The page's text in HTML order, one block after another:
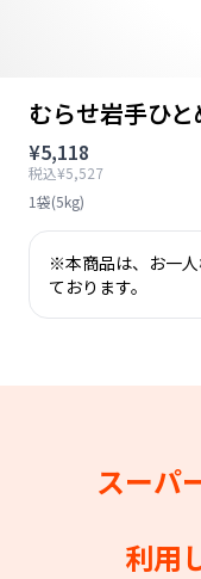
むらせ岩手ひ
¥5,118
税込¥5,527
1袋(5kg)
※本商品は、お一
ております。
スーパ
利用